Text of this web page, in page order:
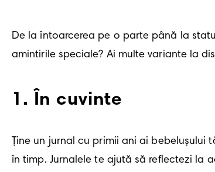
De la întoarcerea pe o parte până la
amintirile speciale? Ai multe variante la
1 . În cuvinte
Ține un jurnal cu primii ani ai
în timp. Jurnalele te ajută să reflectezi la